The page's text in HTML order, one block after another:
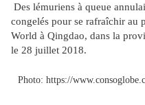
Des lémuriens à queue
congelés pour se rafraîchir au
World à Qingdao, dans la
le 28 juillet 2018.
Photo: https://